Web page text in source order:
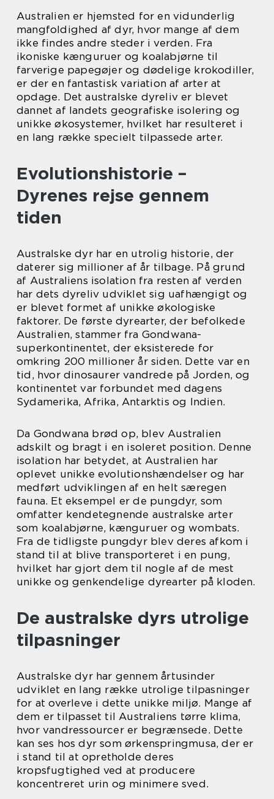
Australien er hjemsted for en vidunderlig
mangfoldighed af dyr, hvor mange af dem
ikke findes andre steder i verden. Fra
ikoniske kænguruer og koalabjørne til
farverige papegøjer og dødelige krokodiller,
er der en fantastisk variation af arter at
opdage. Det australske dyreliv er blevet
dannet af landets geografiske isolering og
unikke økosystemer, hvilket har resulteret i
en lang række specielt tilpassede arter.
Evolutionshistorie –
Dyrenes rejse gennem
tiden
Australske dyr har en utrolig historie, der
daterer sig millioner af år tilbage. På grund
af Australiens isolation fra resten af verden
har dets dyreliv udviklet sig uafhængigt og
er blevet formet af unikke økologiske
faktorer. De første dyrearter, der befolkede
Australien, stammer fra Gondwana-
superkontinentet, der eksisterede for
omkring 200 millioner år siden. Dette var en
tid, hvor dinosaurer vandrede på Jorden, og
kontinentet var forbundet med dagens
Sydamerika, Afrika, Antarktis og Indien.
Da Gondwana brød op, blev Australien
adskilt og bragt i en isoleret position. Denne
isolation har betydet, at Australien har
oplevet unikke evolutionshændelser og har
medført udviklingen af en helt særegen
fauna. Et eksempel er de pungdyr, som
omfatter kendetegnende australske arter
som koalabjørne, kænguruer og wombats.
Fra de tidligste pungdyr blev deres afkom i
stand til at blive transporteret i en pung,
hvilket har gjort dem til nogle af de mest
unikke og genkendelige dyrearter på kloden.
De australske dyrs utrolige
tilpasninger
Australske dyr har gennem årtusinder
udviklet en lang række utrolige tilpasninger
for at overleve i dette unikke miljø. Mange af
dem er tilpasset til Australiens tørre klima,
hvor vandressourcer er begrænsede. Dette
kan ses hos dyr som ørkenspringmusa, der er
i stand til at opretholde deres
kropsfugtighed ved at producere
koncentreret urin og minimere sved.